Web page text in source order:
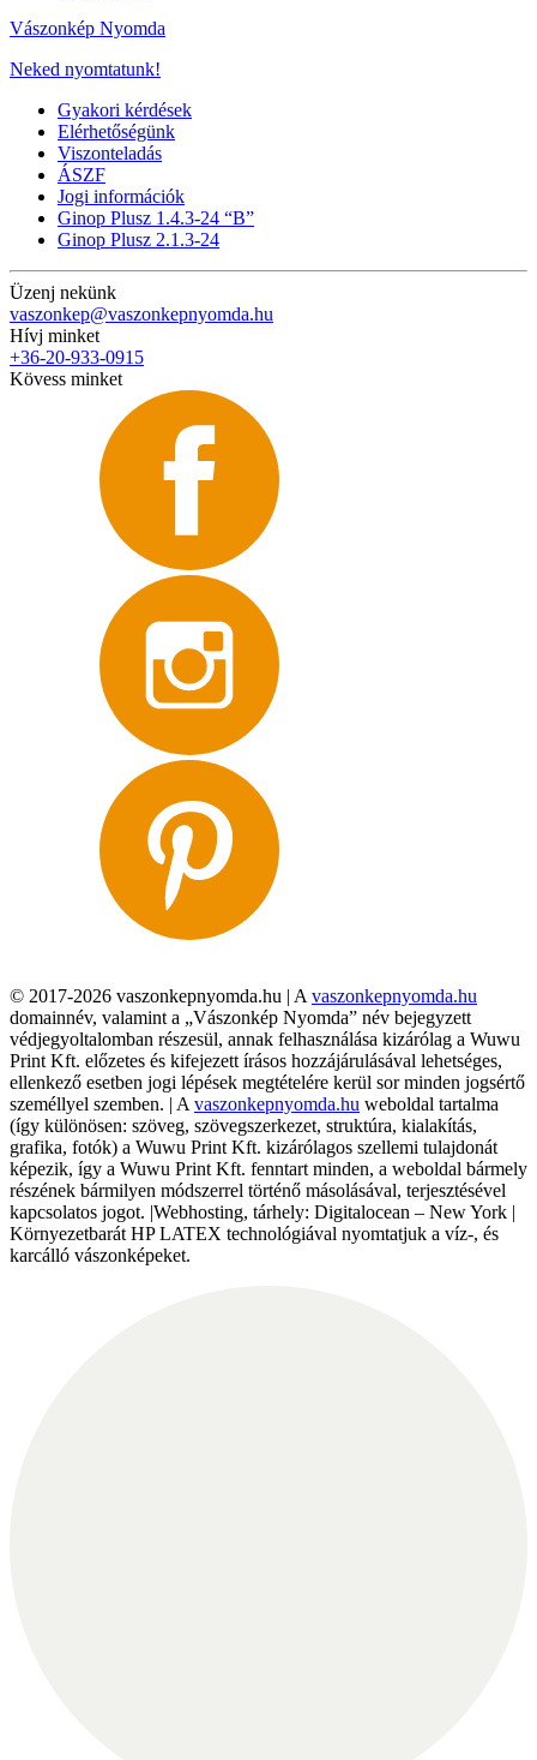
Vászonkép Nyomda
Neked nyomtatunk!
Gyakori kérdések
Elérhetőségünk
Viszonteladás
ÁSZF
Jogi információk
Ginop Plusz 1.4.3-24 “B”
Ginop Plusz 2.1.3-24
Üzenj nekünk
vaszonkep@vaszonkepnyomda.hu
Hívj minket
+36-20-933-0915
Kövess minket
© 2017-2026 vaszonkepnyomda.hu | A vaszonkepnyomda.hu
domainnév, valamint a „Vászonkép Nyomda” név bejegyzett
védjegyoltalomban részesül, annak felhasználása kizárólag a Wuwu
Print Kft. előzetes és kifejezett írásos hozzájárulásával lehetséges,
ellenkező esetben jogi lépések megtételére kerül sor minden jogsértő
személlyel szemben. | A vaszonkepnyomda.hu weboldal tartalma
(így különösen: szöveg, szövegszerkezet, struktúra, kialakítás,
grafika, fotók) a Wuwu Print Kft. kizárólagos szellemi tulajdonát
képezik, így a Wuwu Print Kft. fenntart minden, a weboldal bármely
részének bármilyen módszerrel történő másolásával, terjesztésével
kapcsolatos jogot. |Webhosting, tárhely: Digitalocean – New York |
Környezetbarát HP LATEX technológiával nyomtatjuk a víz-, és
karcálló vászonképeket.